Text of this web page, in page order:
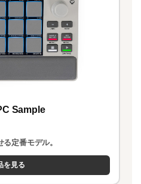
Sample
定番モデル。
を見る